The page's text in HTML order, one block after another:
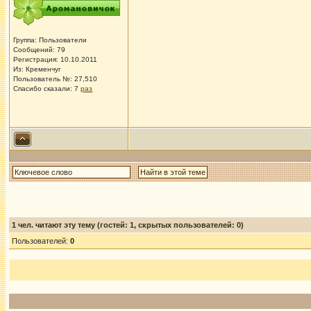
Группа: Пользователи
Сообщений: 79
Регистрация: 10.10.2011
Из: Кременчуг
Пользователь №: 27,510
Спасибо сказали:7 раз
1 чел. читают эту тему (гостей: 1, скрытых пользователей: 0)
Пользователей:0